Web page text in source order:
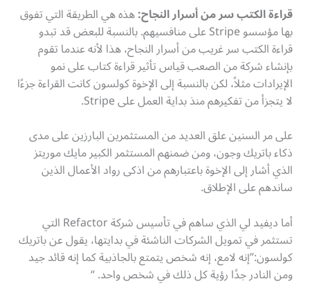
قراءة الكتب سر من أسرار النجاح:هذه هي الطريقة التي تفوق
بها مؤسسو Stripe على منافسيهم. بالنسبة للبعض قد تبدو
قراءة الكتب سر غريب من أسرار النجاح، هذا لأنه عندما تقوم
بإنشاء شركة من الصعب قياس تأثير قراءة كتاب على نمو
الإيرادات مثلاً، لكن بالنسبة إلى الإخوة كولسون كانت القراءة جزءًا
لا يتجزأ من تفكيرهم منذ بداية العمل على Stripe.
على مر السنين علق العديد من المستثمرين البارزين على مدى
ذكاء باتريك وجون، ومن ضمنهم المستثمر الكبير مايك موريتز
الذي أشار إلى الإخوة باعتبارهم من اذكى رواد الأعمال الذين
ساندهم على الإطلاق.
أما ديفيد لي الذي ساهم في تأسيس شركة Refactor التي
تستثمر في تمويل الشركات الناشئة في بدايتها، يقول عن باتريك
كولسون:”إنه لامع، إنه شخص يتمتع بالجاذبية كما إنه قائد جيد
ومن النادر جدًا رؤية كل ذلك في شخص واحد. “